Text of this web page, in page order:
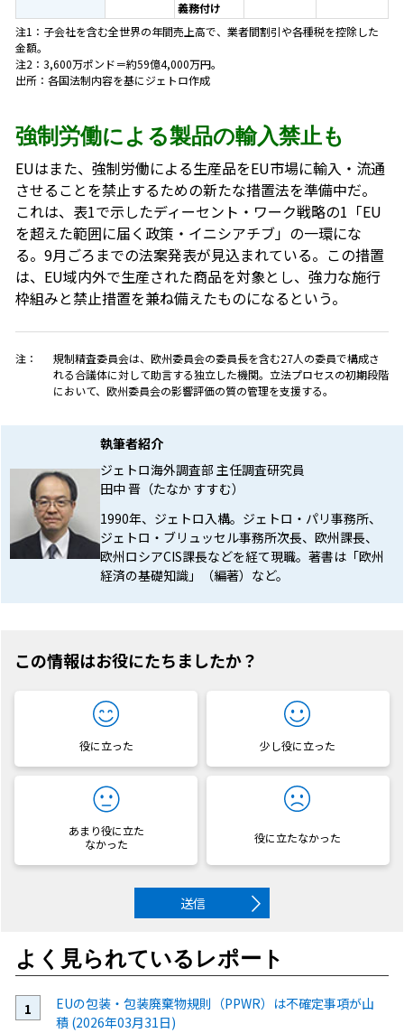
義務付け
注1：子会社を含む全世界の年間売上高で、業者間割引や各種税を控除した
金額。
注2：3,600万ポンド＝約59億4,000万円。
出所：各国法制内容を基にジェトロ作成
強制労働による製品の輸入禁止も
EUはまた、強制労働による生産品をEU市場に輸入・流通
させることを禁止するための新たな措置法を準備中だ。
これは、表1で示したディーセント・ワーク戦略の1「EU
を超えた範囲に届く政策・イニシアチブ」の一環にな
る。9月ごろまでの法案発表が見込まれている。この措置
は、EU域内外で生産された商品を対象とし、強力な施行
枠組みと禁止措置を兼ね備えたものになるという。
注：
規制精査委員会は、欧州委員会の委員長を含む27人の委員で構成さ
れる合議体に対して助言する独立した機関。立法プロセスの初期段階
において、欧州委員会の影響評価の質の管理を支援する。
執筆者紹介
ジェトロ海外調査部 主任調査研究員
田中 晋（たなか すすむ）
1990年、ジェトロ入構。ジェトロ・パリ事務所、
ジェトロ・ブリュッセル事務所次長、欧州課長、
欧州ロシアCIS課長などを経て現職。著書は「欧州
経済の基礎知識」（編著）など。
この情報はお役にたちましたか？
役に立った 少し役に立った
あまり役に立た
なかった
役に立たなかった
送信
よく見られているレポート
EUの包装・包装廃棄物規則（PPWR）は不確定事項が山
積 (2026年03月31日)